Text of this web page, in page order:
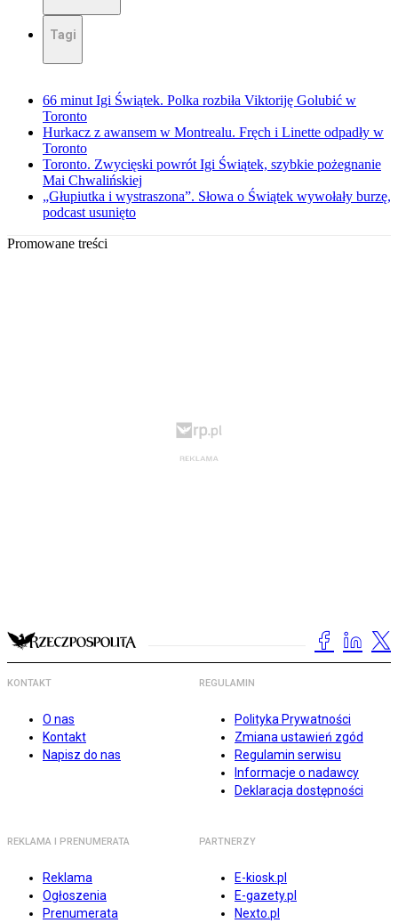
Tagi
66 minut Igi Świątek. Polka rozbiła Viktoriję Golubić w
Toronto
Hurkacz z awansem w Montrealu. Fręch i Linette odpadły w
Toronto
Toronto. Zwycięski powrót Igi Świątek, szybkie pożegnanie
Mai Chwalińskiej
„Głupiutka i wystraszona”. Słowa o Świątek wywołały burzę,
podcast usunięto
Promowane treści
KONTAKT
O nas
Kontakt
Napisz do nas
REGULAMIN
Polityka Prywatności
Zmiana ustawień zgód
Regulamin serwisu
Informacje o nadawcy
Deklaracja dostępności
REKLAMA I PRENUMERATA
Reklama
Ogłoszenia
Prenumerata
PARTNERZY
E-kiosk.pl
E-gazety.pl
Nexto.pl